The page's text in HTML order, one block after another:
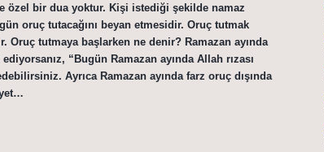
özel bir dua yoktur. Kişi istediği şekilde namaz
oruç tutacağını beyan etmesidir. Oruç tutmak
tutmaya başlarken ne denir? Ramazan ayında
“Bugün Ramazan ayında Allah rızası
Ayrıca Ramazan ayında farz oruç dışında